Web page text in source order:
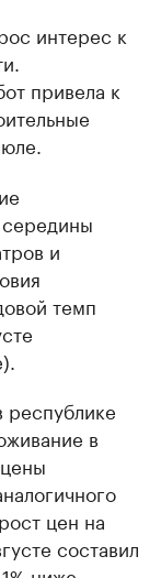
интерес к
привела к
и
темп
в
цен на
составил